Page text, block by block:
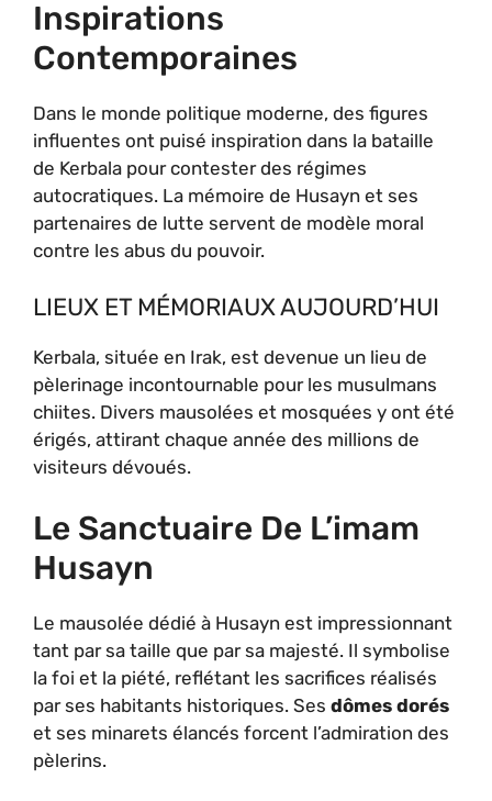
Inspirations
Contemporaines
Dans le monde politique moderne, des figures
influentes ont puisé inspiration dans la bataille
de Kerbala pour contester des régimes
autocratiques. La mémoire de Husayn et ses
partenaires de lutte servent de modèle moral
contre les abus du pouvoir.
LIEUX ET MÉMORIAUX AUJOURD’HUI
Kerbala, située en Irak, est devenue un lieu de
pèlerinage incontournable pour les musulmans
chiites. Divers mausolées et mosquées y ont été
érigés, attirant chaque année des millions de
visiteurs dévoués.
Le Sanctuaire De L’imam
Husayn
Le mausolée dédié à Husayn est impressionnant
tant par sa taille que par sa majesté. Il symbolise
la foi et la piété, reflétant les sacrifices réalisés
par ses habitants historiques. Ses dômes dorés
et ses minarets élancés forcent l’admiration des
pèlerins.